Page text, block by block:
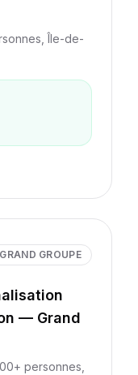
Île-de-
GRAND GROUPE
— Grand
personnes,